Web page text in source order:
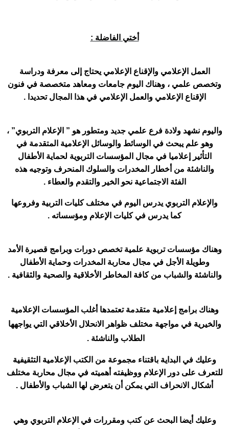
أختي الفاضلة :
العمل الإعلامي والإقناع الإعلامي يحتاج إلى معرفة ودراسة
وتخصص علمي ، وهناك اليوم جامعات ومعاهد متخصصة في فنون
الإقناع الإعلامي والعمل الإعلامي في هذا المجال تحديدا .
واليوم نشهد ولادة فرع علمي جديد ومتطور هو ” الإعلام التربوي” ،
وهو علم يبحث في الوسائط والوسائل الإعلامية المتقدمة في
التأثير إعلاميا في مجال المؤسسات التربوية لحماية الأطفال
والناشئة من أخطار المخدرات والسلوك المنحرف وتوجيه هذه
الفئة الاجتماعية نحو الخير والتقدم والعطاء .
والإعلام التربوي يدرس اليوم في مختلف كليات التربية وفروعها
كما يدرس في كليات الإعلام ومؤسساته .
وهناك مؤسسات تربوية علمية تخصص دورات وبرامج قصيرة الأمد
وطويلة الأجل في مجال محاربة المخدرات وحماية الأطفال
والناشئة والشباب من كافة المخاطر الأخلاقية والصحية والثقافية .
وهناك برامج إعلامية متقدمة تعتمدها أغلب المؤسسات الإعلامية
والخيرية في مواجهة مختلف ظواهر الانحلال الأخلاقي التي يواجهها
الطلاب والناشئة .
وعليك في البداية باقتناء مجموعة من الكتب الإعلامية التثقيفية
للتعرف على دور الإعلام ووظيفته أهميته في مجال محاربة مختلف
أشكال الانحراف التي يمكن أن يتعرض لها الشباب والأطفال .
وعليك أيضا البحث عن كتب ومقررات في الإعلام التربوي وهي